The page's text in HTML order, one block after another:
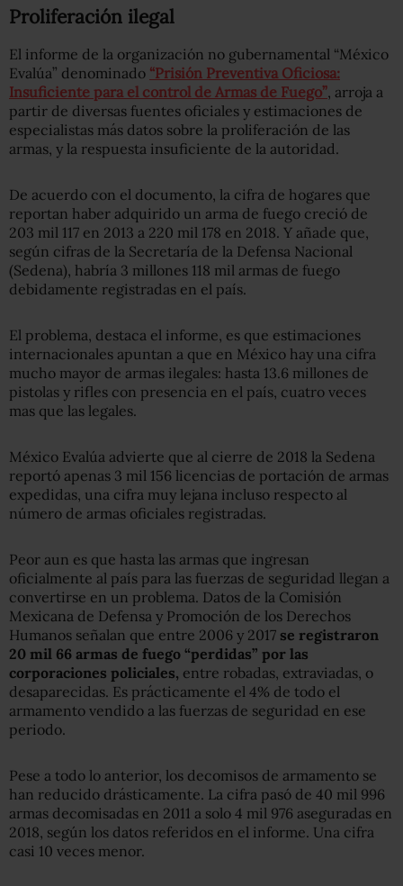
Proliferación ilegal
El informe de la organización no gubernamental “México
Evalúa” denominado “Prisión Preventiva Oficiosa:
Insuficiente para el control de Armas de Fuego” , arroja a
partir de diversas fuentes oficiales y estimaciones de
especialistas más datos sobre la proliferación de las
armas, y la respuesta insuficiente de la autoridad.
De acuerdo con el documento, la cifra de hogares que
reportan haber adquirido un arma de fuego creció de
203 mil 117 en 2013 a 220 mil 178 en 2018. Y añade que,
según cifras de la Secretaría de la Defensa Nacional
(Sedena), habría 3 millones 118 mil armas de fuego
debidamente registradas en el país.
El problema, destaca el informe, es que estimaciones
internacionales apuntan a que en México hay una cifra
mucho mayor de armas ilegales: hasta 13.6 millones de
pistolas y rifles con presencia en el país, cuatro veces
mas que las legales.
México Evalúa advierte que al cierre de 2018 la Sedena
reportó apenas 3 mil 156 licencias de portación de armas
expedidas, una cifra muy lejana incluso respecto al
número de armas oficiales registradas.
Peor aun es que hasta las armas que ingresan
oficialmente al país para las fuerzas de seguridad llegan a
convertirse en un problema. Datos de la Comisión
Mexicana de Defensa y Promoción de los Derechos
Humanos señalan que entre 2006 y 2017 se registraron
20 mil 66 armas de fuego “perdidas” por las
corporaciones policiales, entre robadas, extraviadas, o
desaparecidas. Es prácticamente el 4% de todo el
armamento vendido a las fuerzas de seguridad en ese
periodo.
Pese a todo lo anterior, los decomisos de armamento se
han reducido drásticamente. La cifra pasó de 40 mil 996
armas decomisadas en 2011 a solo 4 mil 976 aseguradas en
2018, según los datos referidos en el informe. Una cifra
casi 10 veces menor.